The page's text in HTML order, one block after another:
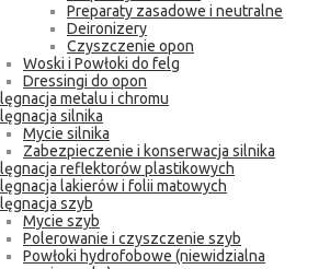
Preparaty zasadowe i neutralne
Deironizery
Czyszczenie opon
Woski i Powłoki do felg
Dressingi do opon
metalu i chromu
silnika
Mycie silnika
Zabezpieczenie i konserwacja silnika
reflektorów plastikowych
lakierów i folii matowych
szyb
Mycie szyb
Polerowanie i czyszczenie szyb
Powłoki hydrofobowe (niewidzialna